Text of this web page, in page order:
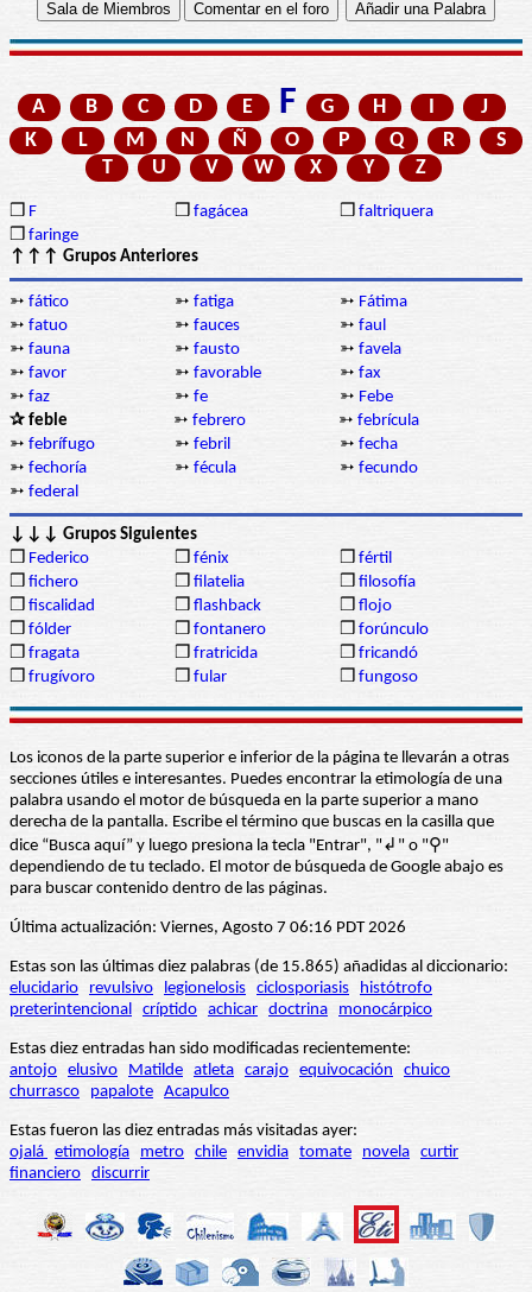
A B C D E F G H I
J
K
L M N Ñ O P Q R
S
T
U V W X Y Z
❒ F ❒ fagácea ❒ faltriquera
❒ faringe
↑↑↑ Grupos Anteriores
➳ fático ➳ fatiga ➳ Fátima
➳ fatuo ➳ fauces ➳ faul
➳ fauna ➳ fausto ➳ favela
➳ favor ➳ favorable ➳ fax
➳ faz ➳ fe ➳ Febe
✰ feble
➳ febrero ➳ febrícula
➳ febrífugo ➳ febril ➳ fecha
➳ fechoría ➳ fécula ➳ fecundo
➳ federal
↓↓↓ Grupos Siguientes
❒ Federico ❒ fénix ❒ fértil
❒ fichero ❒ filatelia ❒ filosofía
❒ fiscalidad ❒ flashback ❒ flojo
❒ fólder ❒ fontanero ❒ forúnculo
❒ fragata ❒ fratricida ❒ fricandó
❒ frugívoro ❒ fular ❒ fungoso
Los iconos de la parte superior e inferior de la página te llevarán a otras
secciones útiles e interesantes. Puedes encontrar la etimología de una
palabra usando el motor de búsqueda en la parte superior a mano
derecha de la pantalla. Escribe el término que buscas en la casilla que
dice “Busca aquí” y luego presiona la tecla "Entrar", "↲" o "⚲"
dependiendo de tu teclado. El motor de búsqueda de Google abajo es
para buscar contenido dentro de las páginas.
Última actualización: Viernes, Agosto 7 06:16 PDT 2026
Estas son las últimas diez palabras (de 15.865) añadidas al diccionario:
elucidario
revulsivo legionelosis ciclosporiasis
histótrofo
preterintencional críptido achicar doctrina monocárpico
Estas diez entradas han sido modificadas recientemente:
antojo elusivo Matilde atleta carajo equivocación
chuico
churrasco
papalote Acapulco
Estas fueron las diez entradas más visitadas ayer:
ojalá etimología metro chile envidia tomate novela curtir
financiero discurrir